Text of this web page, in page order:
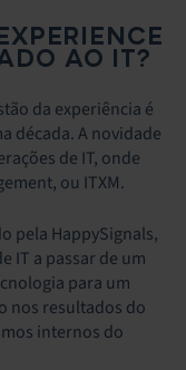
AO IT?
da experiência é
década. A novidade
de IT, onde
ou ITXM.
pela HappySignals,
IT a passar de um
para um
nos resultados do
internos do